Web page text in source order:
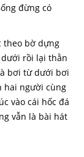
đừng có
theo bờ dựng
rồi lại thằn
bơi từ dưới bơi
hai người cùng
vào cái hốc đá
vẫn là bài hát